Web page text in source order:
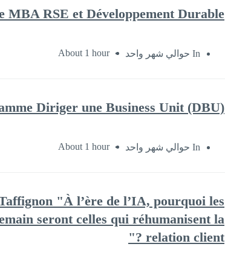
MBA RSE et Développement Durable
In حوالي شهر واحد About 1 hour
Diriger une Business Unit (DBU)
In حوالي شهر واحد About 1 hour
"À l’ère de l’IA, pourquoi les
seront celles qui réhumanisent la
relation client ?"